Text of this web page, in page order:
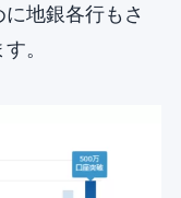
地銀各行もさ
。